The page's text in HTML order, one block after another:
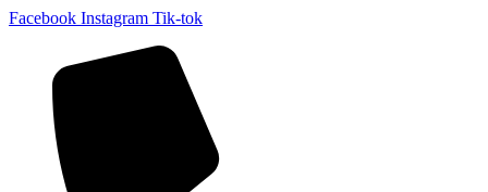
Facebook Instagram Tik-tok